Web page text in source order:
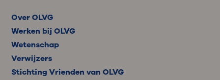
Over OLVG
Werken bij OLVG
Wetenschap
Verwijzers
Stichting Vrienden van OLVG